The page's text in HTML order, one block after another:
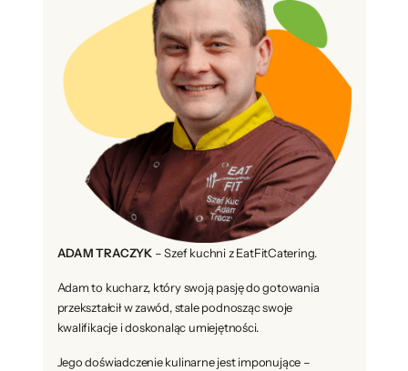
ADAM TRACZYK– Szef kuchni z EatFitCatering.
Adam to kucharz, który swoją pasję do gotowania
przekształcił w zawód, stale podnosząc swoje
kwalifikacje i doskonaląc umiejętności.
Jego doświadczenie kulinarne jest imponujące –